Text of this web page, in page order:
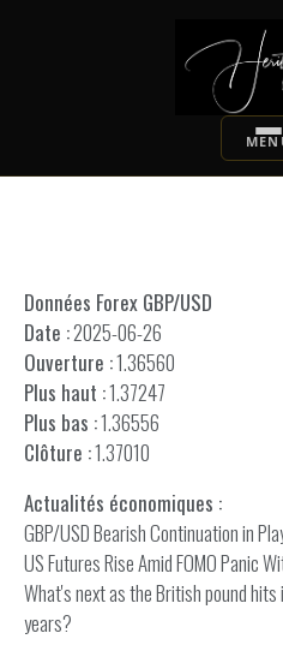
Données Forex GBP/USD
Date :2025-06-26
Ouverture :1.36560
Plus haut :1.37247
Plus bas :1.36556
Clôture :1.37010
Actualités économiques :
GBP/USD Bearish Continuation in
US Futures Rise Amid FOMO Panic
What's next as the British pound
years?